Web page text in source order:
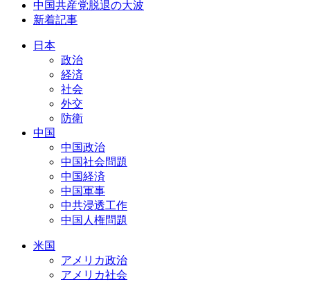
中国共産党脱退の大波
新着記事
日本
政治
経済
社会
外交
防衛
中国
中国政治
中国社会問題
中国経済
中国軍事
中共浸透工作
中国人権問題
米国
アメリカ政治
アメリカ社会